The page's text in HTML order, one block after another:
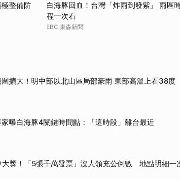
整備防
白海豚回血！台灣「炸雨到發紫」 雨區
程一次看
EBC 東森新聞
擴大！明中部以北山區局部豪雨 東部高溫上看38度
曝白海豚4關鍵時間點：「這時段」離台最近
大獎！「5張千萬發票」沒人領充公倒數 地點明細一